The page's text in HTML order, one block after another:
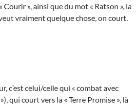
Courir », ainsi que du mot « Ratson », la
vraiment quelque chose, on court.
c’est celui/celle qui « combat avec
qui court vers la « Terre Promise », là